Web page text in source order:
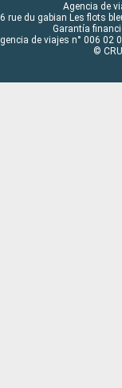
Agencia de
rue du gabian Les flots
Garantía
de viajes n° 006 02
©